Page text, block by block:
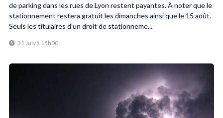
de parking dans les rues de Lyon restent payantes. À noter que le
stationnement restera gratuit les dimanches ainsi que le 15 août.
Seuls les titulaires d’un droit de stationneme...
31 July à 15h00